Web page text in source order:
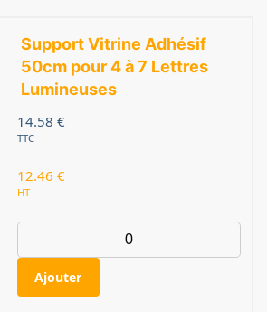
Support Vitrine Adhésif
50cm pour 4 à 7 Lettres
Lumineuses
14.58 €
TTC
12.46 €
HT
Ajouter